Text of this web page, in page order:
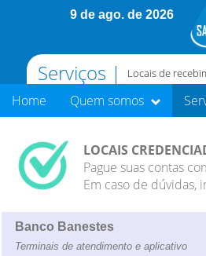
9 de ago. de 2026
Serviços | Locais de
Home Quem somos
LOCAIS
Pague suas contas
Em caso de dúvidas,
Banco Banestes
Terminais de atendimento e aplicativo